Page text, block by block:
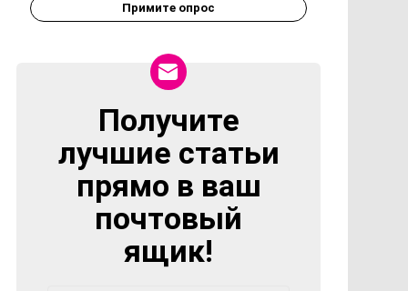
Примите опрос
NEWSLETTER
Получите
лучшие статьи
прямо в ваш
почтовый
ящик!